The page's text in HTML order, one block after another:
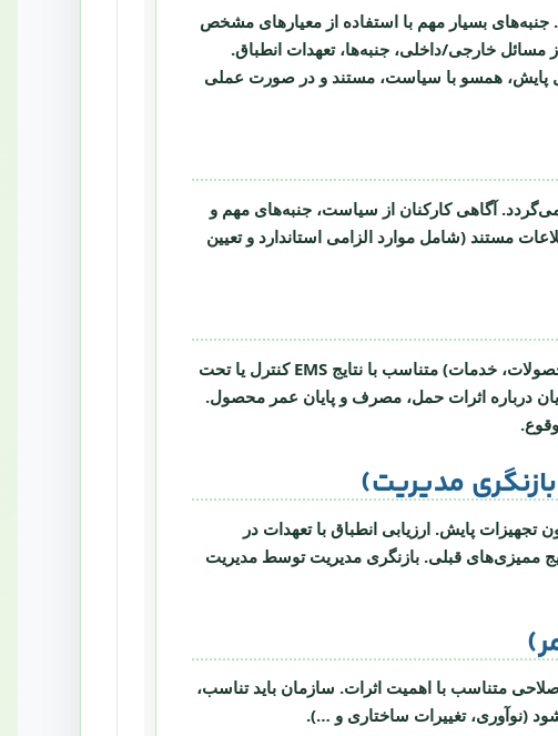
جنبه‌های بسیار مهم با استفاده از معیارهای مشخص
مسائل خارجی/داخلی، جنبه‌ها، تعهدات انطباق.
پایش، همسو با سیاست، مستند و در صورت عملی
آگاهی کارکنان از سیاست، جنبه‌های مهم و
مستند (شامل موارد الزامی استاندارد و تعیین
(فرآیندها، محصولات، خدمات) متناسب با نتایج EMS کنترل یا تحت
درباره اثرات حمل، مصرف و پایان عمر محصول.
تجهیزات پایش. ارزیابی انطباق با تعهدات در
ممیزی‌های قبلی. بازنگری مدیریت توسط مدیریت
متناسب با اهمیت اثرات. سازمان بایدتناسب،
(نوآوری، تغییرات ساختاری و …).